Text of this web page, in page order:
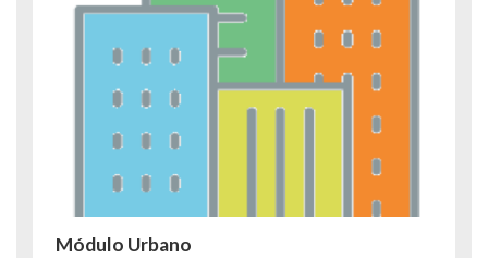
Módulo Urbano